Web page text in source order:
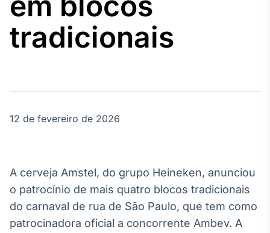
Agro
Tudo sobre o
agronegócio
Broadcast
Energia
O setor de
energia elétrica
tradicionais
12 de fevereiro de 2026
A cerveja Amstel, do grupo Heineken, anunciou
o patrocínio de mais quatro blocos tradicionais
do carnaval de rua de São Paulo, que tem como
patrocinadora oficial a concorrente Ambev. A